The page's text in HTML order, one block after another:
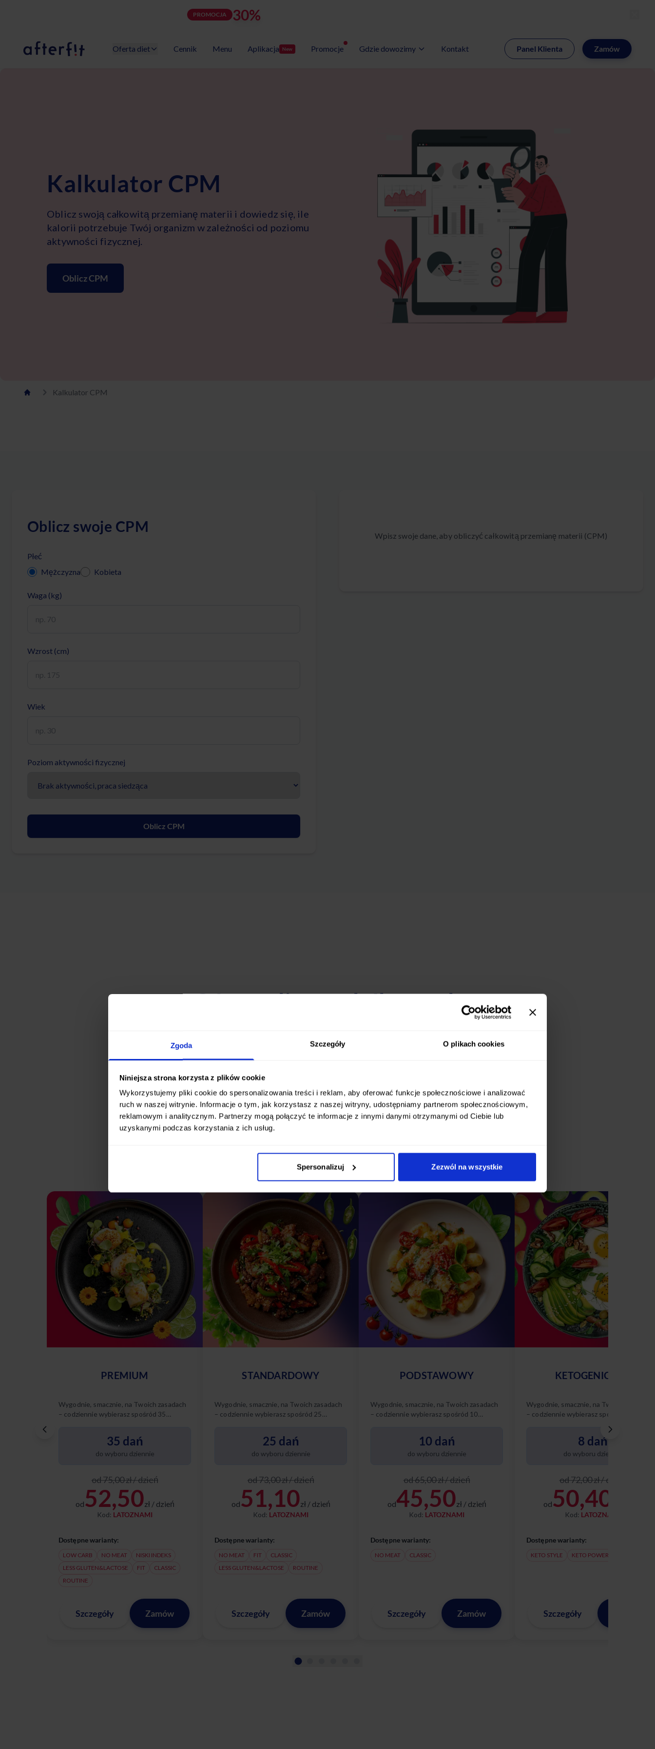
Zgoda Szczegóły O plikach cookies
Niniejsza strona korzysta z plików cookie
Wykorzystujemy pliki cookie do spersonalizowania treści i reklam, aby oferować funkcje społecznościowe i analizować
ruch w naszej witrynie. Informacje o tym, jak korzystasz z naszej witryny, udostępniamy partnerom społecznościowym,
reklamowym i analitycznym. Partnerzy mogą połączyć te informacje z innymi danymi otrzymanymi od Ciebie lub
uzyskanymi podczas korzystania z ich usług.
Spersonalizuj Zezwól na wszystkie
PROMOCJA 30%
Catering dietetyczny Afterfit
Oferta diet
Wybór Menu Gotowe programy diet
Cennik Menu Aplikacja New Promocje Gdzie dowozimy Kontakt Panel Klienta Zamów
Kalkulator CPM
Oblicz swoją całkowitą przemianę materii i dowiedz się, ile
kalorii potrzebuje Twój organizm w zależności od poziomu
aktywności fizycznej.
Oblicz CPM
Kalkulator CPM
Oblicz swoje CPM
Płeć
Mężczyzna
Kobieta
Waga (kg)
Wzrost (cm)
Wiek
Poziom aktywności fizycznej
Oblicz CPM
Wpisz swoje dane, aby obliczyć całkowitą przemianę materii (CPM)
Oferta diet pudełkowych
swoich preferencji. Od standardowych programów po diety z możliwością wyboru menu -
Wybór menu Gotowe diety
6 pakietów do wyboru
Każdy pakiet oferuje różną liczbę dań w codziennym menu do wyboru
PREMIUM
Wygodnie, smacznie, na Twoich zasadach
– codziennie wybierasz spośród 35
35 dań
do wyboru dziennie
od 75,00 zł / dzień
od52,50zł / dzień
Kod: LATOZNAMI
Dostępne warianty:
LOW CARB NO MEAT
NISKI INDEKS
LESS GLUTEN&LACTOSE
FIT
CLASSIC
ROUTINE
Szczegóły Zamów
STANDARDOWY
Wygodnie, smacznie, na Twoich zasadach
– codziennie wybierasz spośród 25
25 dań
do wyboru dziennie
od 73,00 zł / dzień
od51,10zł / dzień
Kod: LATOZNAMI
Dostępne warianty:
NO MEAT FIT
CLASSIC
LESS GLUTEN&LACTOSE
ROUTINE
Szczegóły Zamów
PODSTAWOWY
Wygodnie, smacznie, na Twoich zasadach
– codziennie wybierasz spośród 10
10 dań
do wyboru dziennie
od 65,00 zł / dzień
od45,50zł / dzień
Kod: LATOZNAMI
Dostępne warianty:
NO MEAT CLASSIC
Szczegóły Zamów
KETOGENICZNY
Wygodnie, smacznie, na Twoich zasadach
– codziennie wybierasz spośród 8
niskowęglowodanowym menu
dopasowanym do Twoich potrzeb.
8 dań
do wyboru dziennie
od 72,00 zł / dzień
od50,40
Kod: LATOZNAMI
Dostępne warianty:
KETO STYLE KETO POWER
Szczegóły